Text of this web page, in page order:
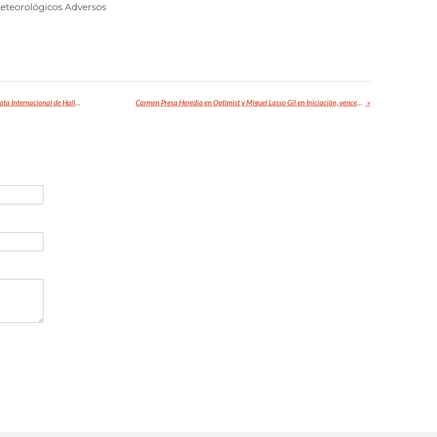
Adversos
Playa Blanca celebró la octava edición de la Regata Internacional de Halloween Carmen Presa Heredia en Optimist y Miguel Lasso Gil en Iniciación, vencedores de la Lanzarote Trophy 2025 »